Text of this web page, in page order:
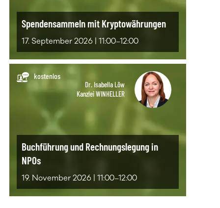
Spendensammeln mit Kryptowährungen
17. September 2026 | 11:00–12:00
kostenlos
Dr. Isabella Löw
Kanzlei WINHELLER
Buchführung und Rechnungslegung in
NPOs
19. November 2026 | 11:00–12:00